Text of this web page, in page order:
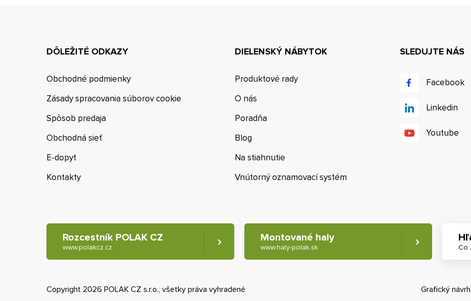
DÔLEŽITÉ ODKAZY
Obchodné podmienky
Zásady spracovania súborov cookie
Spôsob predaja
Obchodná sieť
E-dopyt
Kontakty
DIELENSKÝ NÁBYTOK
Produktové rady
O nás
Poradňa
Blog
Na stiahnutie
Vnútorný oznamovací systém
SLEDUJTE NÁS
Facebook
Linkedin
Youtube
Rozcestník POLAK CZ
www.polakcz.cz
Montované haly
www.haly-polak.sk Co
Copyright 2026 POLAK CZ s.r.o., všetky práva vyhradené Grafický návrh